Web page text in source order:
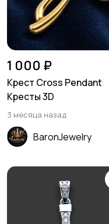
1 000 ₽
Крест Cross Pendant
Кресты 3D
3 месяца назад
BaronJewelry